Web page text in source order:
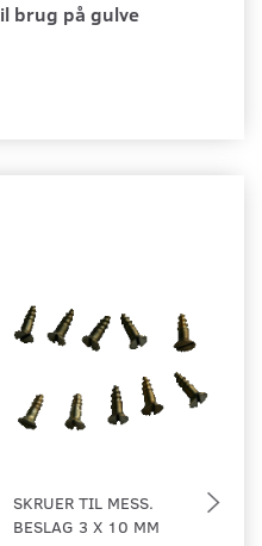
brug på gulve
SKRUER TIL MESS.
BESLAG 3 X 10 MM